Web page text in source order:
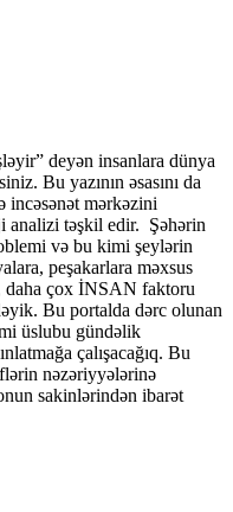
deyən insanlara dünya
Bu yazının əsasını da
incəsənət mərkəzini
analizi təşkil edir. Şəhərin
və bu kimi şeylərin
peşakarlara məxsus
daha çox İNSAN faktoru
Bu portalda dərc olunan
üslubu gündəlik
çalışacağıq. Bu
nəzəriyyələrinə
sakinlərindən ibarət